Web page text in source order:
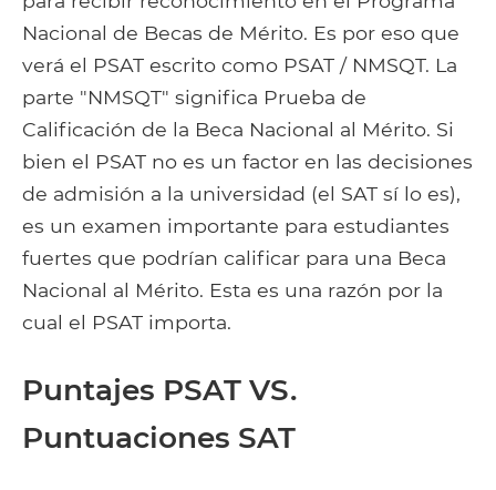
Nacional de Becas de Mérito. Es por eso que
verá el PSAT escrito como PSAT / NMSQT. La
parte "NMSQT" significa Prueba de
Calificación de la Beca Nacional al Mérito. Si
bien el PSAT no es un factor en las decisiones
de admisión a la universidad (el SAT sí lo es),
es un examen importante para estudiantes
fuertes que podrían calificar para una Beca
Nacional al Mérito. Esta es una razón por la
cual el PSAT importa.
Puntajes PSAT VS.
Puntuaciones SAT